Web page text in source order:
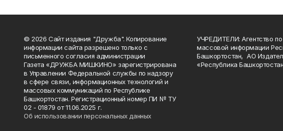
© 2026 Сайт издания "Дружба". Копирование
информации сайта разрешено только с
письменного согласия администрации
Газета «ДРУЖБА МИШКИНО» зарегистрирована
в Управлении Федеральной службы по надзору
в сфере связи, информационных технологий и
массовых коммуникаций по Республике
Башкортостан. Регистрационный номер ПИ № ТУ
02 - 01879 от 11.06.2025 г.
Об использовании персональных данных
УЧРЕДИТЕЛИ: Агентство
массовой информации
Башкортостан, АО
«Республика